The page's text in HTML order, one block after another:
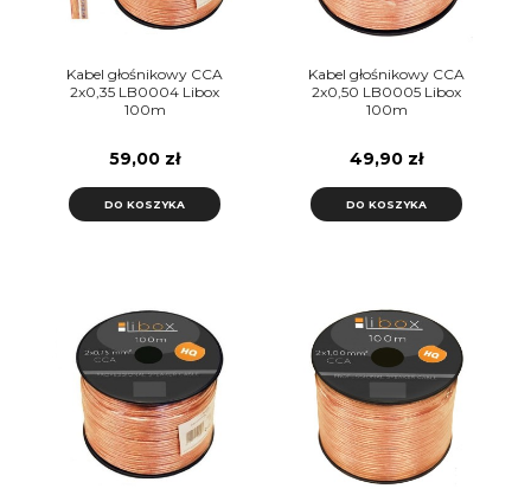
Kabel głośnikowy CCA
2x0,35 LB0004 Libox
100m
59,00 zł
DO KOSZYKA
Kabel głośnikowy CCA
2x0,50 LB0005 Libox
100m
49,90 zł
DO KOSZYKA